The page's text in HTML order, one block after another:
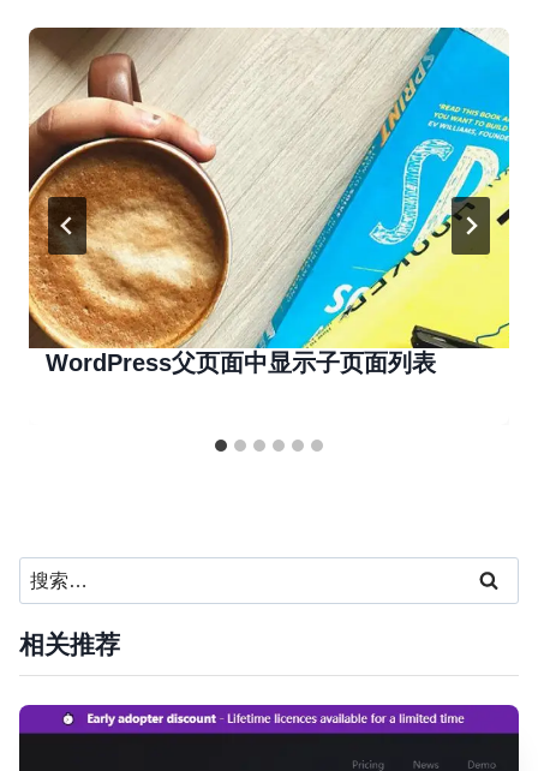
WordPress父页面中显示子页面列表
搜
索：
相关推荐